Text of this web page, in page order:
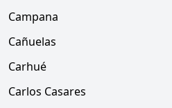
Campana
Cañuelas
Carhué
Carlos Casares